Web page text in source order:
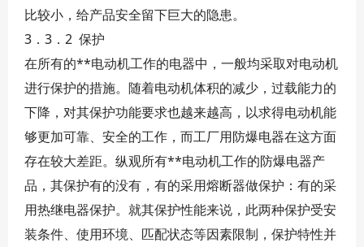
比较小，给产品安全留下巨大的隐患。
3．3．2 保护
在所有的**电动机工作的电器中，一般均采取对电动机
进行保护的措施。随着电动机体积的减少，过载能力的
下降，对其保护功能要求也越来越高，以求得电动机能
够更加可靠、安全的工作，而工厂用防爆电器在这方面
存在较大差距。纵观所有**电动机工作的防爆电器产
品，其保护有的没有，有的采用熔断器做保护：有的采
用热继电器保护。就其保护性能来说，此两种保护受安
装条件、使用环境、匹配状态等因素限制，保护特性并